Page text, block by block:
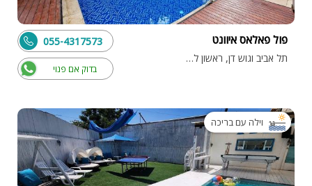
פול פאלאס איוונט
תל אביב וגוש דן, ראשון לציון
בדוק אם פנוי
055-4317573
וילה עם בריכה